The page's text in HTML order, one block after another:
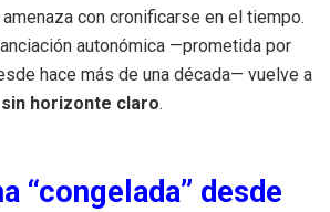
con cronificarse en el tiempo.
autonómica —prometida por
hace más de una década— vuelve a
horizonte claro.
“congelada” desde